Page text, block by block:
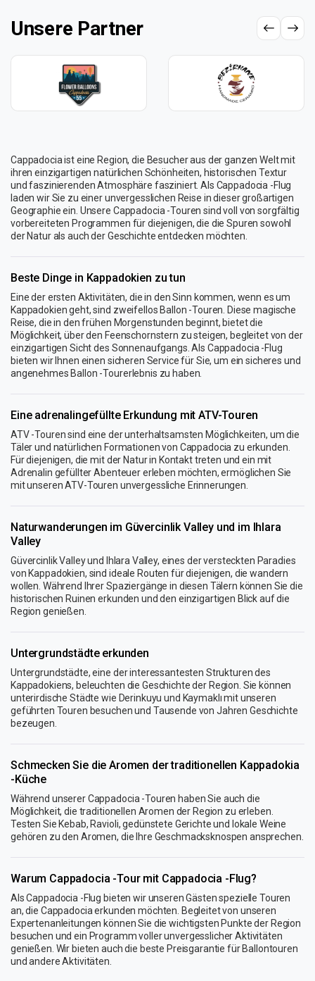
Unsere Partner
Cappadocia ist eine Region, die Besucher aus der ganzen Welt mit
ihren einzigartigen natürlichen Schönheiten, historischen Textur
und faszinierenden Atmosphäre fasziniert. Als Cappadocia -Flug
laden wir Sie zu einer unvergesslichen Reise in dieser großartigen
Geographie ein. Unsere Cappadocia -Touren sind voll von sorgfältig
vorbereiteten Programmen für diejenigen, die die Spuren sowohl
der Natur als auch der Geschichte entdecken möchten.
Beste Dinge in Kappadokien zu tun
Eine der ersten Aktivitäten, die in den Sinn kommen, wenn es um
Kappadokien geht, sind zweifellos Ballon -Touren. Diese magische
Reise, die in den frühen Morgenstunden beginnt, bietet die
Möglichkeit, über den Feenschornstern zu steigen, begleitet von der
einzigartigen Sicht des Sonnenaufgangs. Als Cappadocia -Flug
bieten wir Ihnen einen sicheren Service für Sie, um ein sicheres und
angenehmes Ballon -Tourerlebnis zu haben.
Eine adrenalingefüllte Erkundung mit ATV-Touren
ATV -Touren sind eine der unterhaltsamsten Möglichkeiten, um die
Täler und natürlichen Formationen von Cappadocia zu erkunden.
Für diejenigen, die mit der Natur in Kontakt treten und ein mit
Adrenalin gefüllter Abenteuer erleben möchten, ermöglichen Sie
mit unseren ATV-Touren unvergessliche Erinnerungen.
Naturwanderungen im Güvercinlik Valley und im Ihlara
Valley
Güvercinlik Valley und Ihlara Valley, eines der versteckten Paradies
von Kappadokien, sind ideale Routen für diejenigen, die wandern
wollen. Während Ihrer Spaziergänge in diesen Tälern können Sie die
historischen Ruinen erkunden und den einzigartigen Blick auf die
Region genießen.
Untergrundstädte erkunden
Untergrundstädte, eine der interessantesten Strukturen des
Kappadokiens, beleuchten die Geschichte der Region. Sie können
unterirdische Städte wie Derinkuyu und Kaymaklı mit unseren
geführten Touren besuchen und Tausende von Jahren Geschichte
bezeugen.
Schmecken Sie die Aromen der traditionellen Kappadokia
-Küche
Während unserer Cappadocia -Touren haben Sie auch die
Möglichkeit, die traditionellen Aromen der Region zu erleben.
Testen Sie Kebab, Ravioli, gedünstete Gerichte und lokale Weine
gehören zu den Aromen, die Ihre Geschmacksknospen ansprechen.
Warum Cappadocia -Tour mit Cappadocia -Flug?
Als Cappadocia -Flug bieten wir unseren Gästen spezielle Touren
an, die Cappadocia erkunden möchten. Begleitet von unseren
Expertenanleitungen können Sie die wichtigsten Punkte der Region
besuchen und ein Programm voller unvergesslicher Aktivitäten
genießen. Wir bieten auch die beste Preisgarantie für Ballontouren
und andere Aktivitäten.